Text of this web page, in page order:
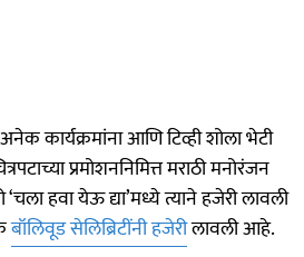
कार्यक्रमांना आणि टिव्ही शोला भेटी
प्रमोशननिमित्त मराठी मनोरंजन
‘चला हवा येऊ द्या’मध्ये त्याने हजेरी लावली
बॉलिवूड सेलिब्रिटींनी हजेरीलावली आहे.